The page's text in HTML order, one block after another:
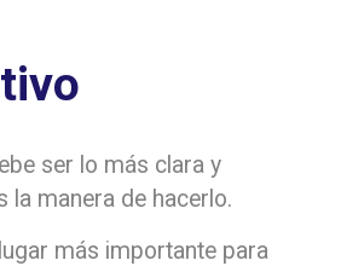
ser lo más clara y
la manera de hacerlo.
más importante para